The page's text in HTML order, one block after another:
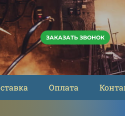
ЗАКАЗАТЬ ЗВОНОК
Оплата